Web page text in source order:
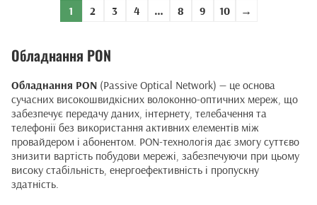
1 2 3 4 … 8 9 10 →
Обладнання PON
Обладнання PON (Passive Optical Network) — це основа
сучасних високошвидкісних волоконно-оптичних мереж, що
забезпечує передачу даних, інтернету, телебачення та
телефонії без використання активних елементів між
провайдером і абонентом. PON-технологія дає змогу суттєво
знизити вартість побудови мережі, забезпечуючи при цьому
високу стабільність, енергоефективність і пропускну
здатність.